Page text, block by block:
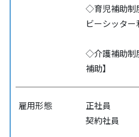
◇育児補助制
ビーシッター
◇介護補助制
補助】
雇用形態
正社員
契約社員